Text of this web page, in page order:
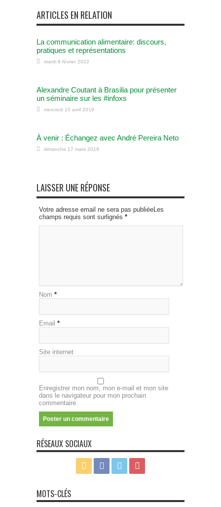
ARTICLES EN RELATION
La communication alimentaire: discours,
pratiques et représentations
mardi 8 février 2022
Alexandre Coutant à Brasilia pour présenter
un séminaire sur les #infoxs
mercredi 10 avril 2019
À venir : Échangez avec André Pereira Neto
dimanche 17 mars 2019
LAISSER UNE RÉPONSE
Votre adresse email ne sera pas publiéeLes
champs requis sont surlignés *
Nom *
Email *
Site internet
Enregistrer mon nom, mon e-mail et mon site
dans le navigateur pour mon prochain
commentaire.
RÉSEAUX SOCIAUX
MOTS-CLÉS